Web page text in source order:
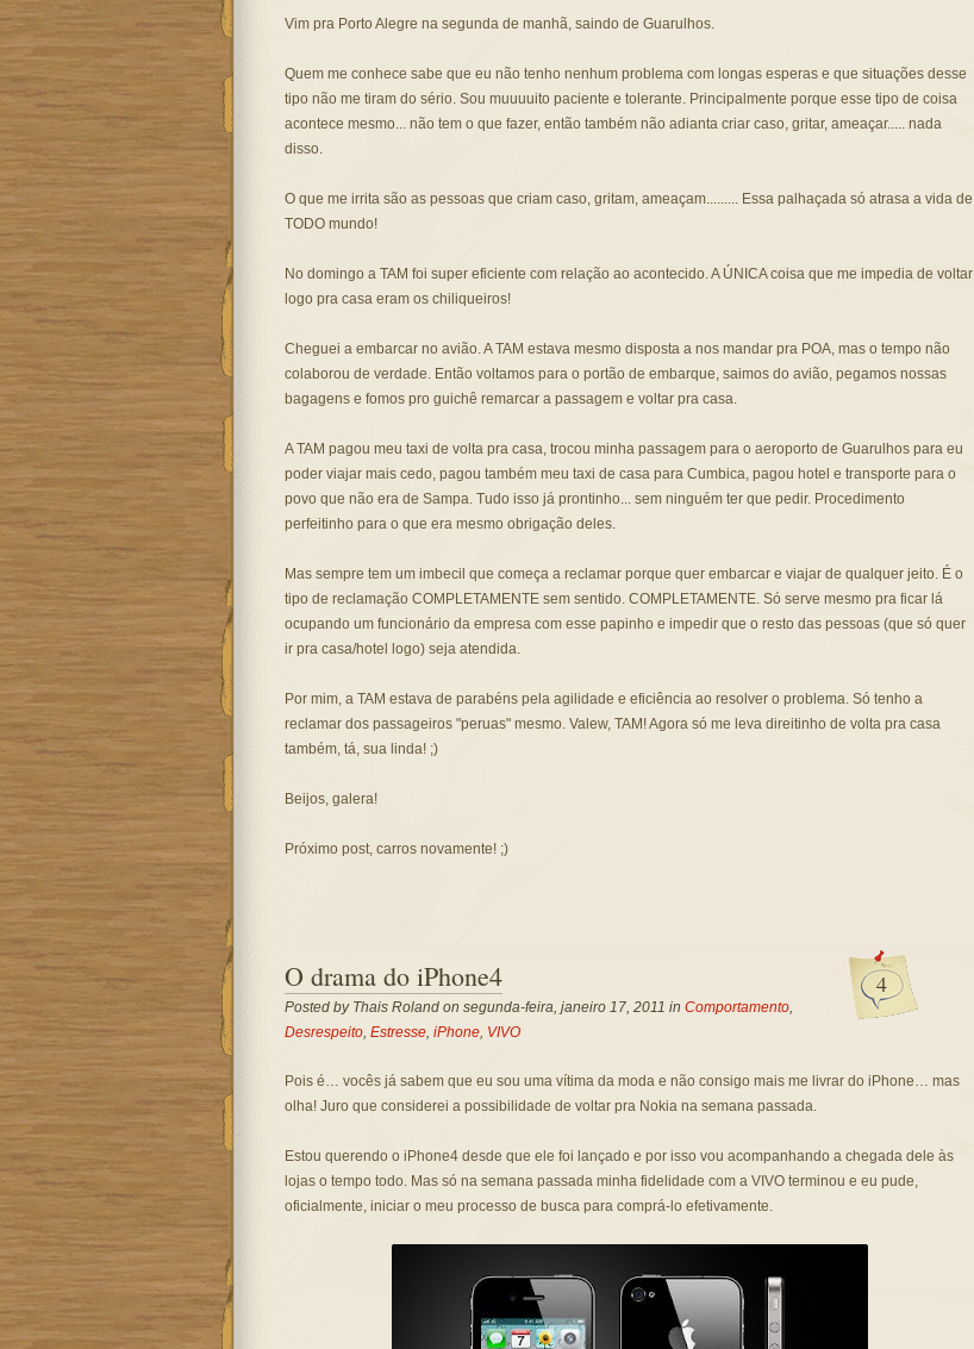
Vim pra Porto Alegre na segunda de manhã, saindo de Guarulhos.
Quem me conhece sabe que eu não tenho nenhum problema com longas esperas e que situações desse
tipo não me tiram do sério. Sou muuuuito paciente e tolerante. Principalmente porque esse tipo de coisa
acontece mesmo... não tem o que fazer, então também não adianta criar caso, gritar, ameaçar..... nada
disso.
O que me irrita são as pessoas que criam caso, gritam, ameaçam......... Essa palhaçada só atrasa a vida de
TODO mundo!
No domingo a TAM foi super eficiente com relação ao acontecido. A ÚNICA coisa que me impedia de voltar
logo pra casa eram os chiliqueiros!
Cheguei a embarcar no avião. A TAM estava mesmo disposta a nos mandar pra POA, mas o tempo não
colaborou de verdade. Então voltamos para o portão de embarque, saimos do avião, pegamos nossas
bagagens e fomos pro guichê remarcar a passagem e voltar pra casa.
A TAM pagou meu taxi de volta pra casa, trocou minha passagem para o aeroporto de Guarulhos para eu
poder viajar mais cedo, pagou também meu taxi de casa para Cumbica, pagou hotel e transporte para o
povo que não era de Sampa. Tudo isso já prontinho... sem ninguém ter que pedir. Procedimento
perfeitinho para o que era mesmo obrigação deles.
Mas sempre tem um imbecil que começa a reclamar porque quer embarcar e viajar de qualquer jeito. É o
tipo de reclamação COMPLETAMENTE sem sentido. COMPLETAMENTE. Só serve mesmo pra ficar lá
ocupando um funcionário da empresa com esse papinho e impedir que o resto das pessoas (que só quer
ir pra casa/hotel logo) seja atendida.
Por mim, a TAM estava de parabéns pela agilidade e eficiência ao resolver o problema. Só tenho a
reclamar dos passageiros "peruas" mesmo. Valew, TAM! Agora só me leva direitinho de volta pra casa
também, tá, sua linda! ;)
Beijos, galera!
Próximo post, carros novamente! ;)
4
O drama do iPhone4
Posted by Thais Rolandon segunda-feira, janeiro 17, 2011 in Comportamento,
Desrespeito, Estresse, iPhone, VIVO
Pois é… vocês já sabem que eu sou uma vítima da moda e não consigo mais me livrar do iPhone… mas
olha! Juro que considerei a possibilidade de voltar pra Nokia na semana passada.
Estou querendo o iPhone4 desde que ele foi lançado e por isso vou acompanhando a chegada dele às
lojas o tempo todo. Mas só na semana passada minha fidelidade com a VIVO terminou e eu pude,
oficialmente, iniciar o meu processo de busca para comprá-lo efetivamente.